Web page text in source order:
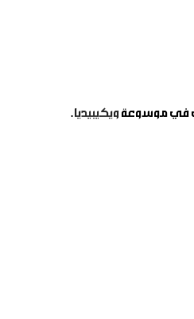
في موسوعةويكيبيديا .